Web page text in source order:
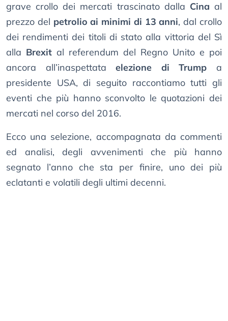
grave crollo dei mercati trascinato dalla Cinaal
prezzo del petrolio ai minimi di 13 anni, dal crollo
dei rendimenti dei titoli di stato alla vittoria del Sì
alla Brexit al referendum del Regno Unito e poi
ancora all’inaspettataelezione di Trump a
presidente USA, di seguito raccontiamo tutti gli
eventi che più hanno sconvolto le quotazioni dei
mercati nel corso del 2016.
Ecco una selezione, accompagnata da commenti
ed analisi, degli avvenimenti che più hanno
segnato l’anno che sta per finire, uno dei più
eclatanti e volatili degli ultimi decenni.